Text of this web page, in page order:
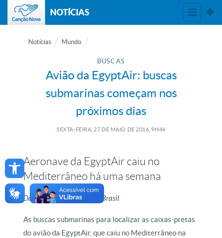
Open toolbar
NOTÍCIAS
Notícias Mundo
BUSCAS
Avião da EgyptAir: buscas
submarinas começam nos
próximos dias
SEXTA-FEIRA, 27 DE MAIO DE 2016, 9H44
Aeronave da EgyptAir caiu no
Mediterrâneo há uma semana
Da redação, com Agência Brasil
As buscas submarinas para localizar as caixas-pretas
do avião da EgyptAir, que caiu no Mediterrâneo na